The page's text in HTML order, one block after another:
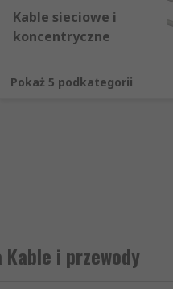
kabli i przewodów
w celu potwierdzenia
audio,
Kable sieciowe i
koncentryczne
Pokaż 5 podkategorii
i przewody